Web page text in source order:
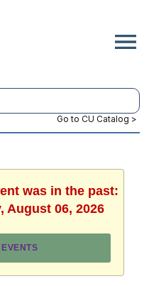
Go to CU Catalog >
was in the past:
August 06, 2026